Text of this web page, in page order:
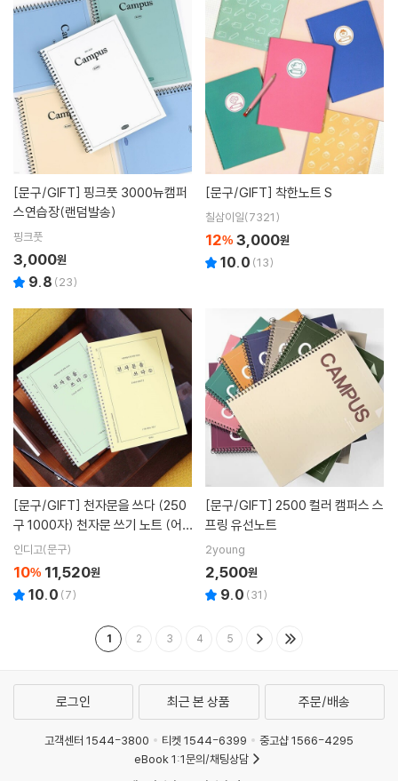
[문구/GIFT]
스연습장(랜덤발송)
핑크풋
3,000원
9.8 (23)
[문구/GIFT] 착한노트 S
칠삼이일(7321)
12% 3,000원
10.0 (13)
[문구/GIFT]
구 1000자) 천자문 쓰기 노트 (어
른 학습지⑩)
인디고(문구)
10% 11,520원
10.0 (7)
[문구/GIFT]
프링 유선노트
2young
2,500원
9.0 (31)
1 2 3 4 5
로그인 최근 본 상품 주문/배송
고객센터 1544-3800 티켓 1544-6399
중고샵 1566-4295
eBook 1:1문의/채팅상담